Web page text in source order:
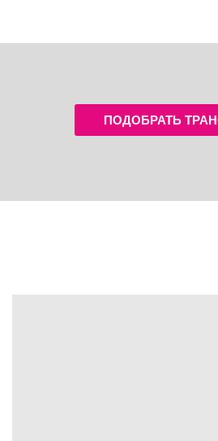
ПОДОБРАТЬ